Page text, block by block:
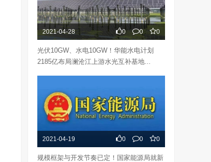
2021-04-28 0 0 0
光伏10GW、水电10GW！华能水电计划
2185亿布局澜沧江上游水光互补基地...
2021-04-19 0 0 0
规模框架与开发节奏已定！国家能源局就新